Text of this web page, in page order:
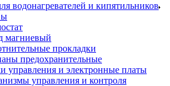
водонагревателей и кипятильников
магниевый
прокладки
предохранительные
управления и электронные платы
управления и контроля